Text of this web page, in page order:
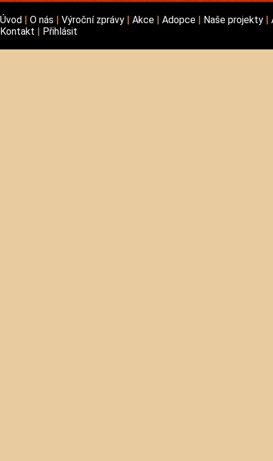
Úvod O nás Výroční zprávy Akce Adopce Naše projekty
Kontakt
Přihlásit